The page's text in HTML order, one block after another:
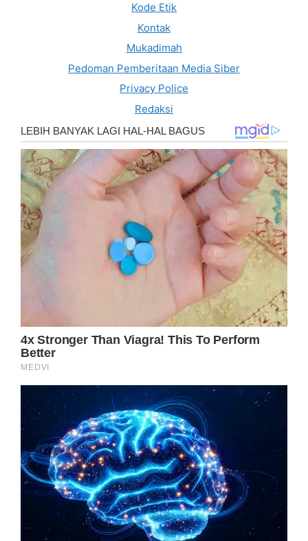
Kode Etik
Kontak
Mukadimah
Pedoman Pemberitaan Media Siber
Privacy Police
Redaksi